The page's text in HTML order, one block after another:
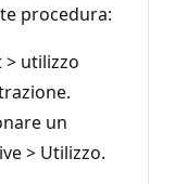
procedura:
> utilizzo
un
> Utilizzo.